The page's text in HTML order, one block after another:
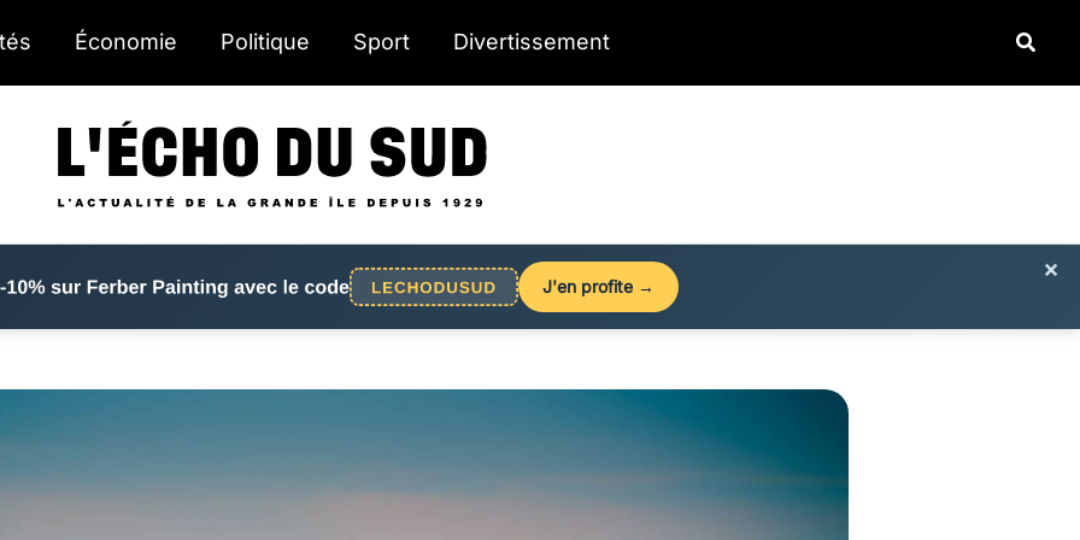
Économie Politique Sport Divertissement
×
J'en profite →